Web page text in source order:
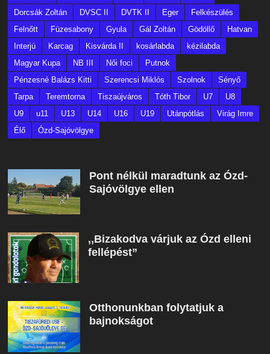
Dorcsák Zoltán
DVSC II DVTK II Eger
Felkészülés
Felnőtt
Füzesabony Gyula Gál Zoltán Gödöllő
Hatvan
Interjú
Karcag Kisvárda II kosárlabda
kézilabda
Magyar Kupa
NB III Női foci
Putnok
Pénzesné Balázs Kitti
Szerencsi Miklós Szolnok
Sényő
Tarpa
Teremtorna Tiszaújváros Tóth Tibor U7
U8
U9
u11 U13 U14 U16 U19 Utánpótlás
Virág Imre
Élő
Ózd-Sajóvölgye
Pont nélkül maradtunk az Ózd-
Sajóvölgye ellen
,,Bizakodva várjuk az Ózd elleni
fellépést”
Otthonunkban folytatjuk a
bajnokságot